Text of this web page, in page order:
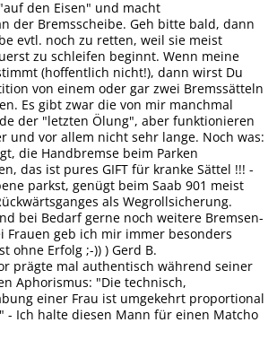
den Eisen" und macht
der Bremsscheibe. Geh bitte bald, dann
evtl. noch zu retten, weil sie meist
zu schleifen beginnt. Wenn meine
(hoffentlich nicht!), dann wirst Du
von einem oder gar zwei Bremssätteln
Es gibt zwar die von mir manchmal
der "letzten Ölung", aber funktionieren
und vor allem nicht sehr lange. Noch was:
die Handbremse beim Parken
das ist pures GIFT für kranke Sättel !!! -
parkst, genügt beim Saab 901 meist
als Wegrollsicherung.
bei Bedarf gerne noch weitere Bremsen-
Frauen geb ich mir immer besonders
ohne Erfolg ;-)) ) Gerd B.
prägte mal authentisch während seiner
Aphorismus: "Die technisch,
einer Frau ist umgekehrt proportional
- Ich halte diesen Mann für einen Matcho